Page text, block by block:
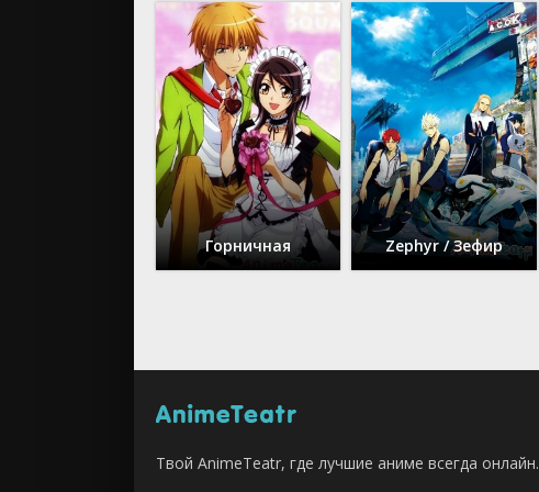
Горничная Zephyr / Зефир
Твой AnimeTeatr, где лучшие аниме всегда онлайн.